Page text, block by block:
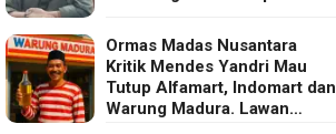
Ormas Madas Nusantara
Kritik Mendes Yandri Mau
Tutup Alfamart, Indomart dan
Warung Madura. Lawan